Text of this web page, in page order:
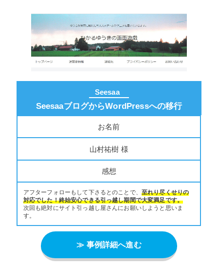
Seesaa
SeesaaブログからWordPressへの移行
お名前
山村祐樹 様
感想
アフターフォローもして下さるとのことで、 至れり尽くせりの
対応でした！終始安心できる引っ越し期間で大変満足です。
次回も絶対にサイト引っ越し屋さんにお願いしようと思いま
す。
≫ 事例詳細へ進む